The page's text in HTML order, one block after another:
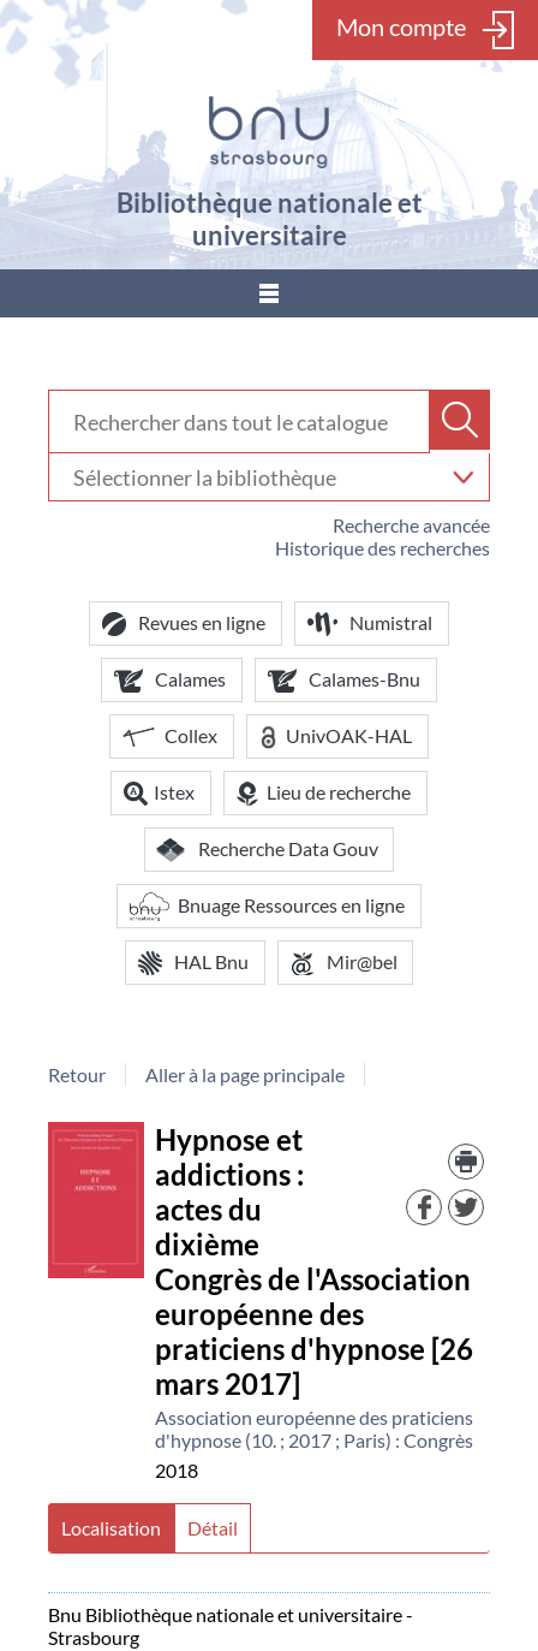
Mon compte
Bibliothèque nationale et
universitaire
???
Recherche avancée
Historique des recherches
votre
bibliothèque
Revues en ligne Numistral
Calames Calames-Bnu
Collex UnivOAK-HAL
Istex Lieu de recherche
Recherche Data Gouv
Bnuage Ressources en ligne
HAL Bnu Mir@bel
Retour Aller à la page principale
Détail
document
Hypnose et
addictions :
actes du
dixième
Congrès de l'Association
européenne des
praticiens d'hypnose [26
mars 2017]
Association européenne des praticiens
d'hypnose (10. ; 2017 ; Paris) : Congrès
2018
Localisation Détail
Bnu Bibliothèque nationale et universitaire -
Strasbourg